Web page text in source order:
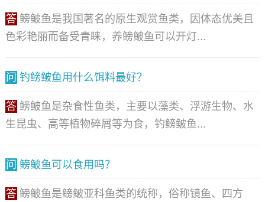
答 鳑鲏鱼是我国著名的原生观赏鱼类，因体态优美且
色彩艳丽而备受青睐，养鳑鲏鱼可以开灯...
问 钓鳑鲏鱼用什么饵料最好？
答 鳑鲏鱼是杂食性鱼类，主要以藻类、浮游生物、水
生昆虫、高等植物碎屑等为食，钓鳑鲏鱼...
问 鳑鲏鱼可以食用吗？
答 鳑鲏鱼是鳑鲏亚科鱼类的统称，俗称镜鱼、四方